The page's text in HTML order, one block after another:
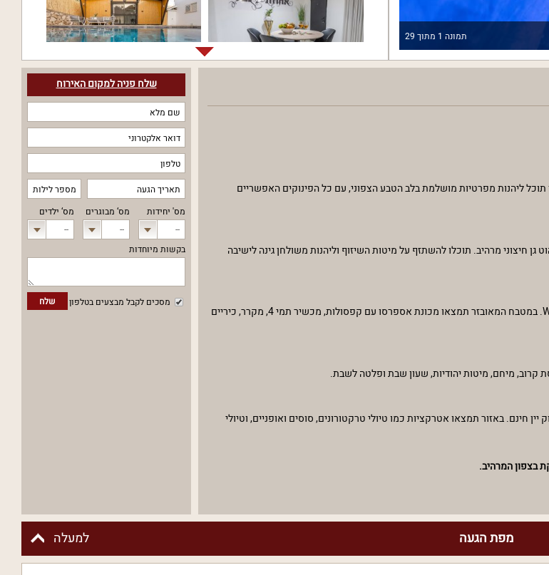
תמונה 1 מתוך 29
שלח פניה למקום האירוח
מס‘ ילדים
--
מס‘ מבוגרים
--
מס' יחידות
--
בקשות מיוחדות
שלח מסכים לקבל מבצעים בטלפון
ליהנות מפרטיות מושלמת בלב הטבע הצפוני, עם כל הפינוקים האפשריים
חיצוני מרהיב. תוכלו להשתזף על מיטות השיזוף וליהנות משולחן גינה לישיבה
הסוויטה המפנקת כוללת פינת ישיבה, מסך LCD עם טלוויזיה בכבלים HOT, ואינטרנט אלחוטי WIFI. במטבח המאובזר תמצאו מכונת אספרסו עם קפסולות, מכשיר תמי 4, מקרר, כיריים
קרוב, מיחם, מיטות יהודיות, שעון שבת ופלטה לשבת.
חינם. באזור תמצאו אטרקציות כמו טיולי טרקטורונים, סוסים ואופניים, וטיולי
בצפון המרהיב.
למעלה מפת הגעה